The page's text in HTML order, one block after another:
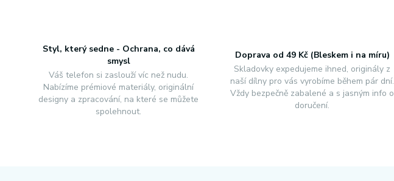
Styl, který sedne - Ochrana, co dává
smysl
Váš telefon si zaslouží víc než nudu.
Nabízíme prémiové materiály, originální
designy a zpracování, na které se můžete
spolehnout.
Doprava od 49 Kč (Bleskem i na míru)
Skladovky expedujeme ihned, originály z
naší dílny pro vás vyrobíme během pár dní.
Vždy bezpečně zabalené a s jasným info o
doručení.